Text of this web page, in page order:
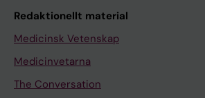
Redaktionellt material
Medicinsk Vetenskap
Medicinvetarna
The Conversation